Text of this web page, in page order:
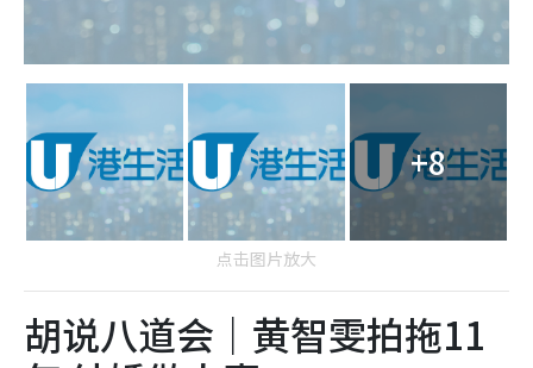
+8
点击图片放大
胡说八道会｜黄智雯拍拖11